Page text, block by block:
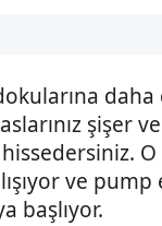
daha
şişer
ve
başlıyor.